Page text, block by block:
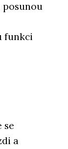
funkci
se
a